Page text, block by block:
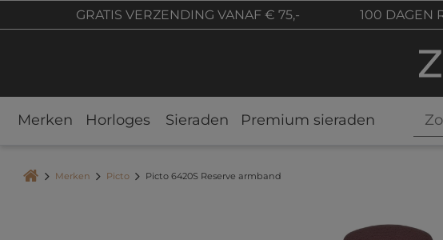
GRATIS VERZENDING VANAF € 75,- 100 DAGEN
Merken Horloges Sieraden Premium sieraden
Merken Picto Picto 6420S Reserve armband